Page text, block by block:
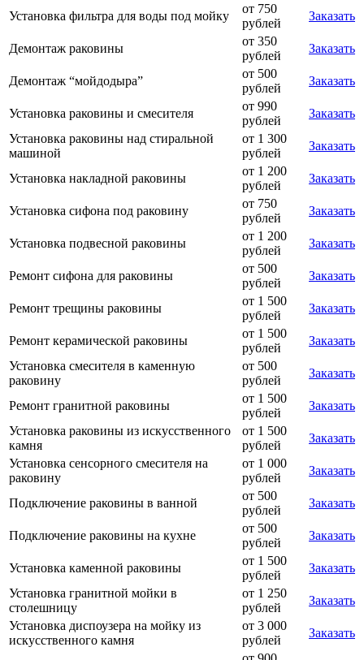
Установка фильтра для воды под мойку
от 750
рублей
Заказать
Демонтаж раковины
от 350
рублей
Заказать
Демонтаж “мойдодыра”
от 500
рублей
Заказать
Установка раковины и смесителя
от 990
рублей
Заказать
Установка раковины над стиральной
машиной
от 1 300
рублей
Заказать
Установка накладной раковины
от 1 200
рублей
Заказать
Установка сифона под раковину
от 750
рублей
Заказать
Установка подвесной раковины
от 1 200
рублей
Заказать
Ремонт сифона для раковины
от 500
рублей
Заказать
Ремонт трещины раковины
от 1 500
рублей
Заказать
Ремонт керамической раковины
от 1 500
рублей
Заказать
Установка смесителя в каменную
раковину
от 500
рублей
Заказать
Ремонт гранитной раковины
от 1 500
рублей
Заказать
Установка раковины из искусственного
камня
от 1 500
рублей
Заказать
Установка сенсорного смесителя на
раковину
от 1 000
рублей
Заказать
Подключение раковины в ванной
от 500
рублей
Заказать
Подключение раковины на кухне
от 500
рублей
Заказать
Установка каменной раковины
от 1 500
рублей
Заказать
Установка гранитной мойки в
столешницу
от 1 250
рублей
Заказать
Установка диспоузера на мойку из
искусственного камня
от 3 000
рублей
Заказать